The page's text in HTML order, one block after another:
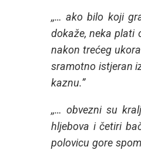
,,… ako bilo koji
dokaže, neka plati
nakon trećeg
sramotno istjeran
kaznu.”
,,… obvezni su
hljebova i četiri
polovicu gore